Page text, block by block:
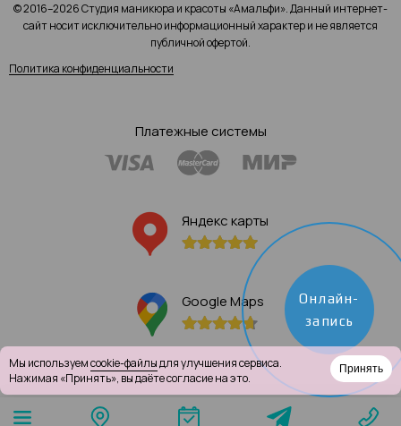
© 2016–2026 Студия маникюра и красоты «Амальфи». Данный интернет-
сайт носит исключительно информационный характер и не является
публичной офертой.
Политика конфиденциальности
Платежные системы
Яндекс карты
Google Maps
Онлайн-
запись
Мы используемcookie-файлыдля улучшения сервиса.
Нажимая «Принять», вы даёте согласие на это.
Принять